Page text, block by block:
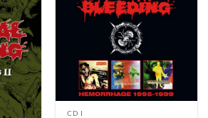
CD I